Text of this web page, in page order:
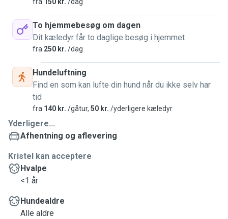
To hjemmebesøg om dagen
Dit kæledyr får to daglige besøg i hjemmet
fra 250 kr. /dag
Hundeluftning
Find en som kan lufte din hund når du ikke selv har
tid
fra 140 kr. /gåtur, 50 kr. /yderligere kæledyr
Yderligere...
Afhentning og aflevering
Kristel kan acceptere
Hvalpe
<1 år
Hundealdre
Alle aldre